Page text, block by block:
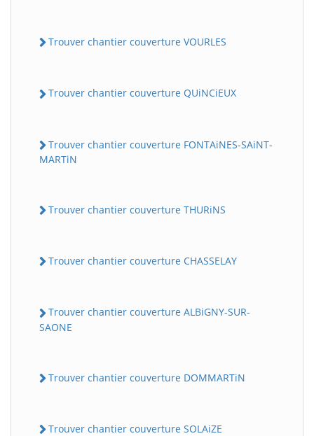
Trouver chantier couverture VOURLES
Trouver chantier couverture QUiNCiEUX
Trouver chantier couverture FONTAiNES-SAiNT-
MARTiN
Trouver chantier couverture THURiNS
Trouver chantier couverture CHASSELAY
Trouver chantier couverture ALBiGNY-SUR-
SAONE
Trouver chantier couverture DOMMARTiN
Trouver chantier couverture SOLAiZE